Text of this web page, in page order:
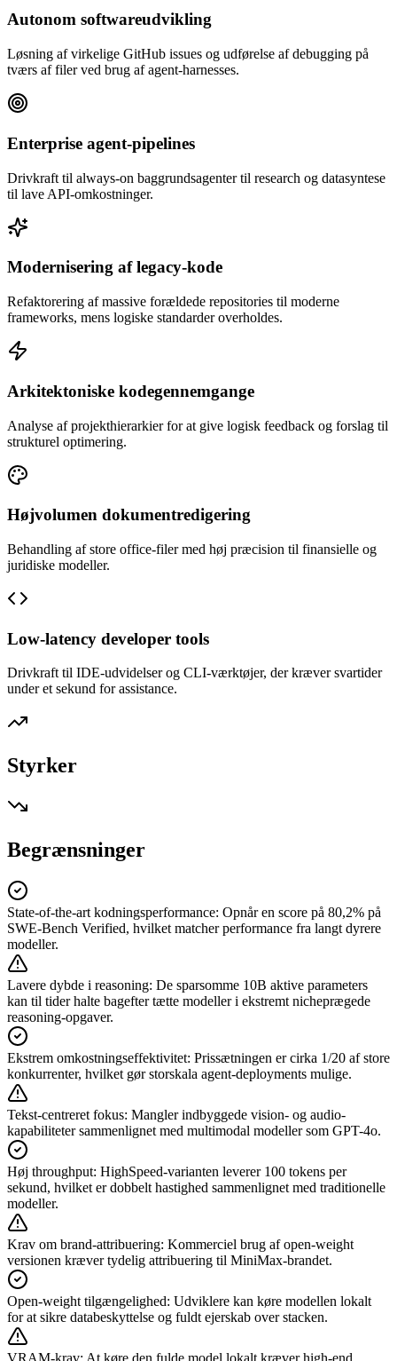
Autonom softwareudvikling
Løsning af virkelige GitHub issues og udførelse af debugging på
tværs af filer ved brug af agent-harnesses.
Enterprise agent-pipelines
Drivkraft til always-on baggrundsagenter til research og datasyntese
til lave API-omkostninger.
Modernisering af legacy-kode
Refaktorering af massive forældede repositories til moderne
frameworks, mens logiske standarder overholdes.
Arkitektoniske kodegennemgange
Analyse af projekthierarkier for at give logisk feedback og forslag til
strukturel optimering.
Højvolumen dokumentredigering
Behandling af store office-filer med høj præcision til finansielle og
juridiske modeller.
Low-latency developer tools
Drivkraft til IDE-udvidelser og CLI-værktøjer, der kræver svartider
under et sekund for assistance.
Styrker
Begrænsninger
State-of-the-art kodningsperformance: Opnår en score på 80,2% på
SWE-Bench Verified, hvilket matcher performance fra langt dyrere
modeller.
Lavere dybde i reasoning: De sparsomme 10B aktive parameters
kan til tider halte bagefter tætte modeller i ekstremt nicheprægede
reasoning-opgaver.
Ekstrem omkostningseffektivitet: Prissætningen er cirka 1/20 af store
konkurrenter, hvilket gør storskala agent-deployments mulige.
Tekst-centreret fokus: Mangler indbyggede vision- og audio-
kapabiliteter sammenlignet med multimodal modeller som GPT-4o.
Høj throughput: HighSpeed-varianten leverer 100 tokens per
sekund, hvilket er dobbelt hastighed sammenlignet med traditionelle
modeller.
Krav om brand-attribuering: Kommerciel brug af open-weight
versionen kræver tydelig attribuering til MiniMax-brandet.
Open-weight tilgængelighed: Udviklere kan køre modellen lokalt
for at sikre databeskyttelse og fuldt ejerskab over stacken.
VRAM-krav: At køre den fulde model lokalt kræver high-end